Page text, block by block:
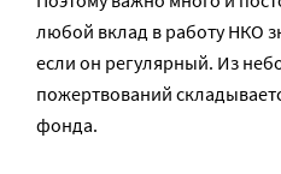
любой вклад в работу НКО
если он регулярный. Из
пожертвований
фонда.